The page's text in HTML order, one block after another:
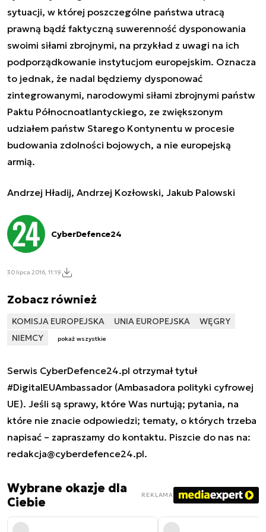
sytuacji, w której poszczególne państwa utracą
prawną bądź faktyczną suwerenność dysponowania
swoimi siłami zbrojnymi, na przykład z uwagi na ich
podporządkowanie instytucjom europejskim. Oznacza
to jednak, że nadal będziemy dysponować
zintegrowanymi, narodowymi siłami zbrojnymi państw
Paktu Północnoatlantyckiego, ze zwiększonym
udziałem państw Starego Kontynentu w procesie
budowania zdolności bojowych, a nie europejską
armią.
Andrzej Hładij, Andrzej Kozłowski, Jakub Palowski
CyberDefence24
30 lipca 2016, 11:19
Zobacz również
KOMISJA EUROPEJSKA UNIA EUROPEJSKA
WĘGRY
NIEMCY
pokaż wszystkie
Serwis CyberDefence24.pl otrzymał tytuł
#DigitalEUAmbassador (Ambasadora polityki cyfrowej
UE). Jeśli są sprawy, które Was nurtują; pytania, na
które nie znacie odpowiedzi; tematy, o których trzeba
napisać – zapraszamy do kontaktu. Piszcie do nas na:
redakcja@cyberdefence24.pl.
Wybrane okazje dla
Ciebie
REKLAMA